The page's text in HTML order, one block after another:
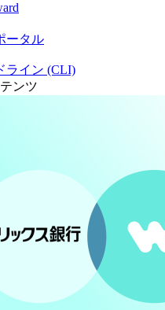
ータル
ライン (CLI)
ンツ